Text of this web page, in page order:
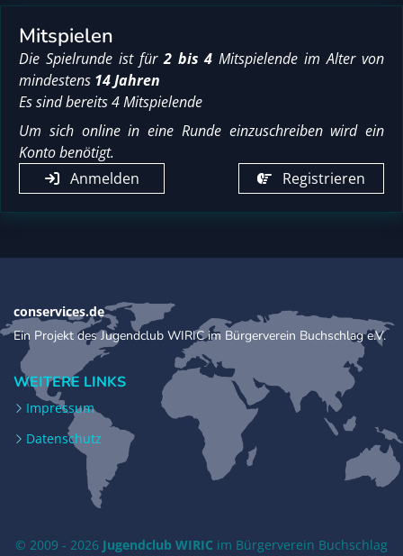
Mitspielen
Die Spielrunde ist für2 bis 4 Mitspielende im Alter von
mindestens 14 Jahren
Es sind bereits 4 Mitspielende
Um sich online in eine Runde einzuschreiben wird ein
Konto benötigt.
Anmelden
Registrieren
conservices.de
Ein Projekt des Jugendclub WIRIC im Bürgerverein Buchschlag e.V.
WEITERE LINKS
Impressum
Datenschutz
© 2009 - 2026 Jugendclub WIRIC im Bürgerverein Buchschlag